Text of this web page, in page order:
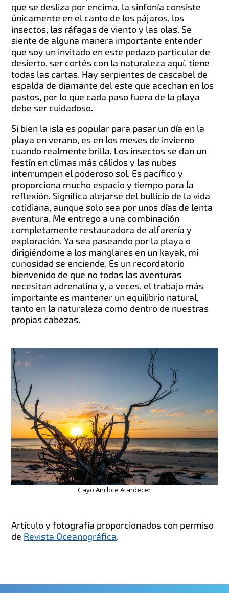
que se desliza por encima, la sinfonía consiste
únicamente en el canto de los pájaros, los
insectos, las ráfagas de viento y las olas. Se
siente de alguna manera importante entender
que soy un invitado en este pedazo particular de
desierto, ser cortés con la naturaleza aquí, tiene
todas las cartas. Hay serpientes de cascabel de
espalda de diamante del este que acechan en los
pastos, por lo que cada paso fuera de la playa
debe ser cuidadoso.
Si bien la isla es popular para pasar un día en la
playa en verano, es en los meses de invierno
cuando realmente brilla. Los insectos se dan un
festín en climas más cálidos y las nubes
interrumpen el poderoso sol. Es pacífico y
proporciona mucho espacio y tiempo para la
reflexión. Significa alejarse del bullicio de la vida
cotidiana, aunque solo sea por unos días de lenta
aventura. Me entrego a una combinación
completamente restauradora de alfarería y
exploración. Ya sea paseando por la playa o
dirigiéndome a los manglares en un kayak, mi
curiosidad se enciende. Es un recordatorio
bienvenido de que no todas las aventuras
necesitan adrenalina y, a veces, el trabajo más
importante es mantener un equilibrio natural,
tanto en la naturaleza como dentro de nuestras
propias cabezas.
Cayo Anclote Atardecer
Artículo y fotografía proporcionados con permiso
de Revista Oceanográfica.